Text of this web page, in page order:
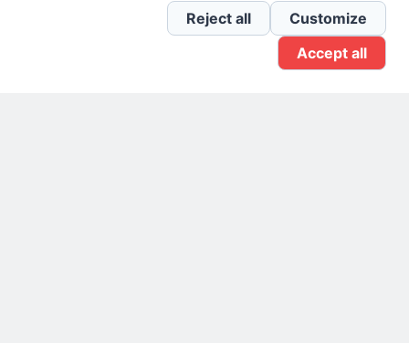
Newsletter LinkedinReject all
Customize
Accept all